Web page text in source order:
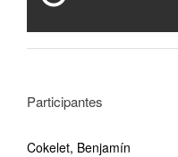
Participantes
Cokelet, Benjamín